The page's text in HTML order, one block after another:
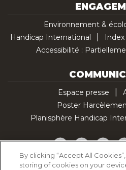
Environnement &
Handicap International
Accessibilité :
Espace presse
Poster
Planisphère Handicap
Facebook
Twitter
By clicking “Accept All
storing of cookies on your